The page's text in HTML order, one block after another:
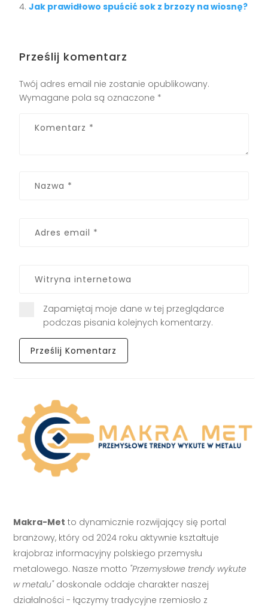
Jak prawidłowo spuścić sok z brzozy na wiosnę?
Prześlij komentarz
Twój adres email nie zostanie opublikowany.
Wymagane pola są oznaczone *
Zapamiętaj moje dane w tej przeglądarce
podczas pisania kolejnych komentarzy.
Makra-Met to dynamicznie rozwijający się portal
branżowy, który od 2024 roku aktywnie kształtuje
krajobraz informacyjny polskiego przemysłu
metalowego. Nasze motto "Przemysłowe trendy wykute
w metalu"doskonale oddaje charakter naszej
działalności - łączymy tradycyjne rzemiosło z